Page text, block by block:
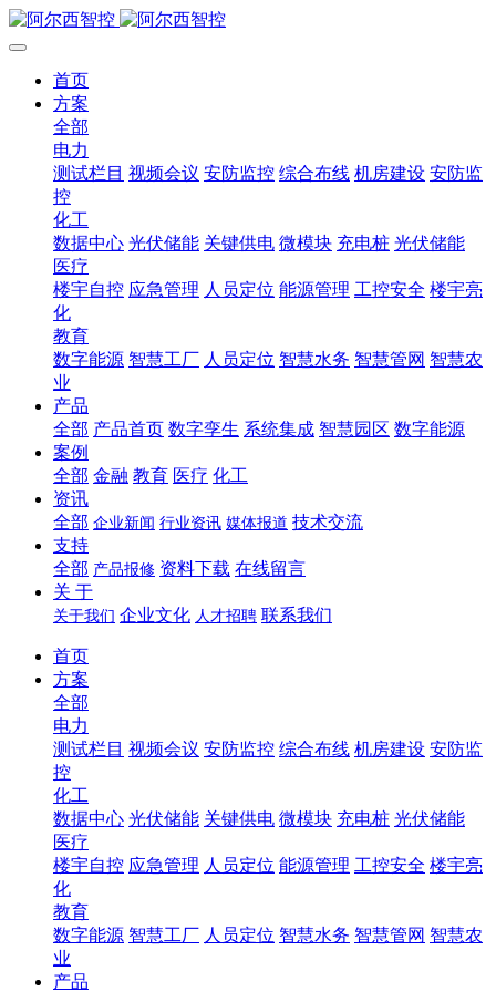
首页
方案
全部
电力
测试栏目 视频会议 安防监控 综合布线 机房建设 安防监
控
化工
数据中心 光伏储能 关键供电 微模块 充电桩 光伏储能
医疗
楼宇自控 应急管理 人员定位 能源管理 工控安全 楼宇亮
化
教育
数字能源 智慧工厂 人员定位 智慧水务 智慧管网 智慧农
业
产品
全部 产品首页 数字孪生 系统集成 智慧园区 数字能源
案例
全部 金融 教育 医疗 化工
资讯
全部 企业新闻 行业资讯 媒体报道 技术交流
支持
全部 产品报修 资料下载 在线留言
关 于
关于我们 企业文化 人才招聘 联系我们
首页
方案
全部
电力
测试栏目 视频会议 安防监控 综合布线 机房建设 安防监
控
化工
数据中心 光伏储能 关键供电 微模块 充电桩 光伏储能
医疗
楼宇自控 应急管理 人员定位 能源管理 工控安全 楼宇亮
化
教育
数字能源 智慧工厂 人员定位 智慧水务 智慧管网 智慧农
业
产品